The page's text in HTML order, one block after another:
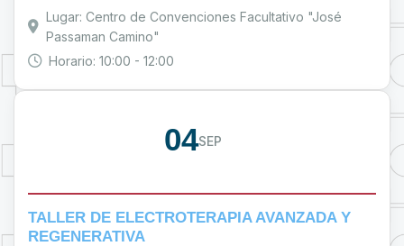
Lugar: Centro de Convenciones Facultativo "José
Passaman Camino"
Horario: 10:00 - 12:00
04SEP
TALLER DE ELECTROTERAPIA AVANZADA Y
REGENERATIVA